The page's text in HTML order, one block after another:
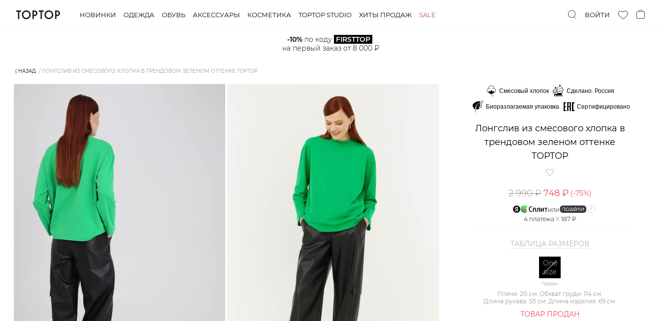
НОВИНКИ ОДЕЖДА ОБУВЬ АКСЕССУАРЫ КОСМЕТИКА TOPTOP STUDIO ХИТЫ ПРОДАЖ SALE ВОЙТИ
-10% по коду FIRSTTOP
на первый заказ от 8 000 ₽
⟨ НАЗАД ЛОНГСЛИВ ИЗ СМЕСОВОГО ХЛОПКА В ТРЕНДОВОМ ЗЕЛЕНОМ ОТТЕНКЕ TOPTOP
Смесовый хлопок
Сделано: Россия
Биоразлагаемая упаковка
Сертифицировано
Лонгслив из смесового хлопка в
трендовом зеленом оттенке
TOPTOP
2 990 ₽748 ₽ (-75%)
или
4 платежа X 187 ₽
ТАБЛИЦА РАЗМЕРОВ
One
size
Продан
Плечи: 20 см. Обхват груди: 114 см.
Длина рукава: 55 см. Длина изделия: 69 см.
ТОВАР ПРОДАН